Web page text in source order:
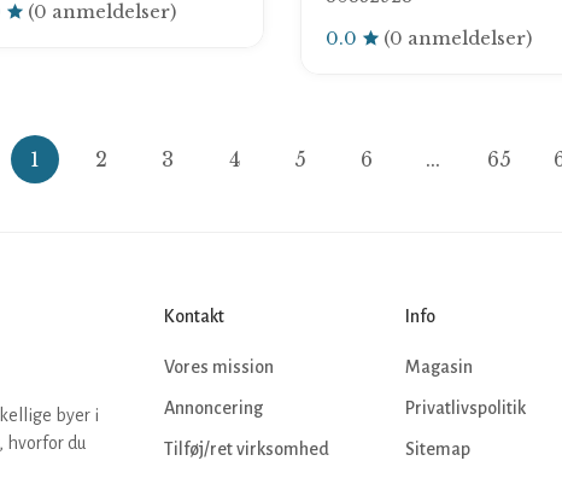
(0 anmeldelser)
0.0 (0 anmeldelser)
1 2 3 4 5 6 ... 65
byer i
hvorfor du
Kontakt
Vores mission
Annoncering
Tilføj/ret virksomhed
Info
Magasin
Privatlivspolitik
Sitemap